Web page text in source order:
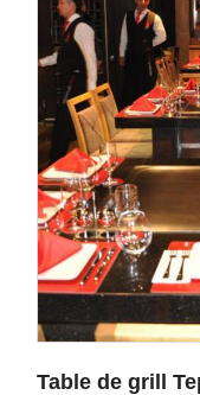
Table de grill